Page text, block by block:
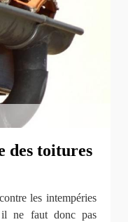
des toitures
les intempéries
il ne faut donc pas